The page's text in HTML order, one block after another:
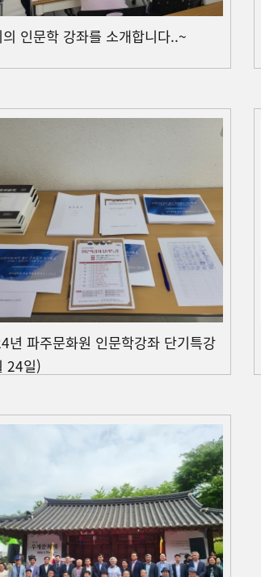
의 인문학 강좌를 소개합니다..~
년 파주문화원 인문학강좌 단기특강
24일)